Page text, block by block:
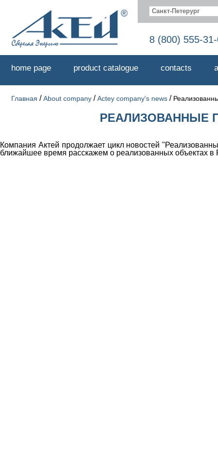
Санкт-Петерург
8 (800) 555-
home page product catalogue contacts
Главная /About company /Actey company's news /
РЕАЛИЗОВАННЫЕ
Компания Актей продолжает цикл новостей
ближайшее время расскажем о реализованных объектах в